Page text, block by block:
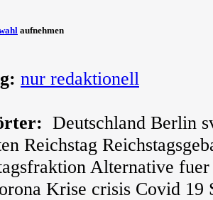
aufnehmen
nur redaktionell
Deutschland Berlin
Reichstag
Alternative
Krise crisis Covid 19